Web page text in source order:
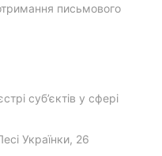
письмового
суб’єктів у сфері
Українки, 26